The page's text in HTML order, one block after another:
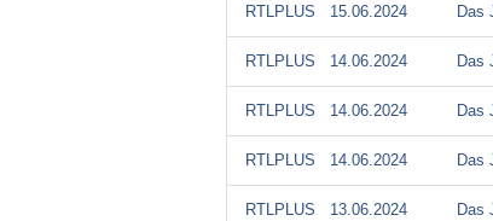
RTLPLUS 15.06.2024 Das
RTLPLUS 14.06.2024 Das
RTLPLUS 14.06.2024 Das
RTLPLUS 14.06.2024 Das
RTLPLUS 13.06.2024 Das